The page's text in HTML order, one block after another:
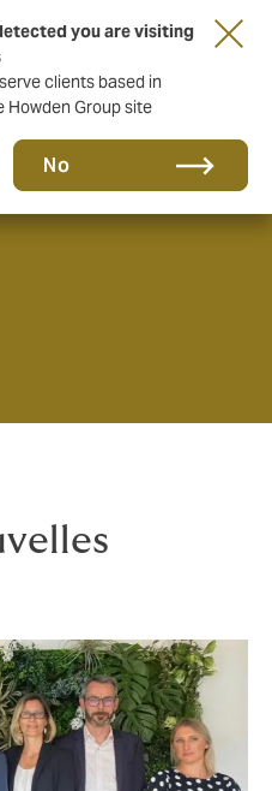
you are visiting
clients based in
Howden Group site
No
et